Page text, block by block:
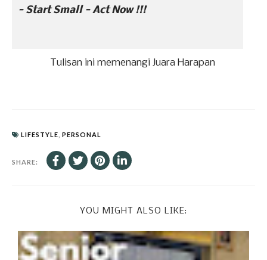
- Start Small - Act Now !!!
Tulisan ini memenangi Juara Harapan
LIFESTYLE PERSONAL
SHARE:
YOU MIGHT ALSO LIKE: